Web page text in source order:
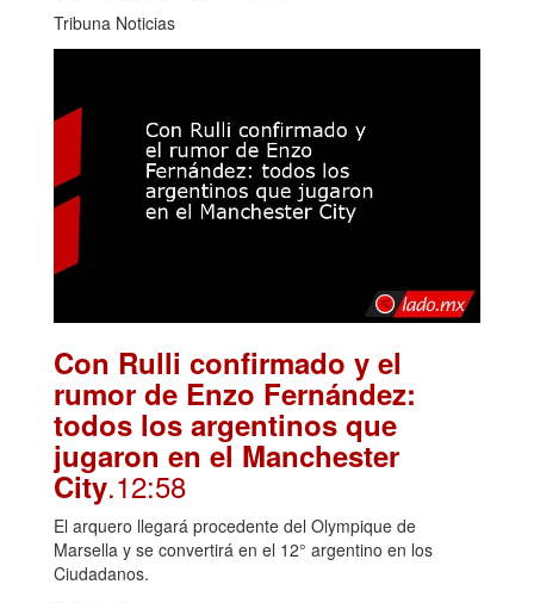
Tribuna Noticias
Con Rulli confirmado y el
rumor de Enzo Fernández:
todos los argentinos que
jugaron en el Manchester
City.12:58
El arquero llegará procedente del Olympique de
Marsella y se convertirá en el 12° argentino en los
Ciudadanos.